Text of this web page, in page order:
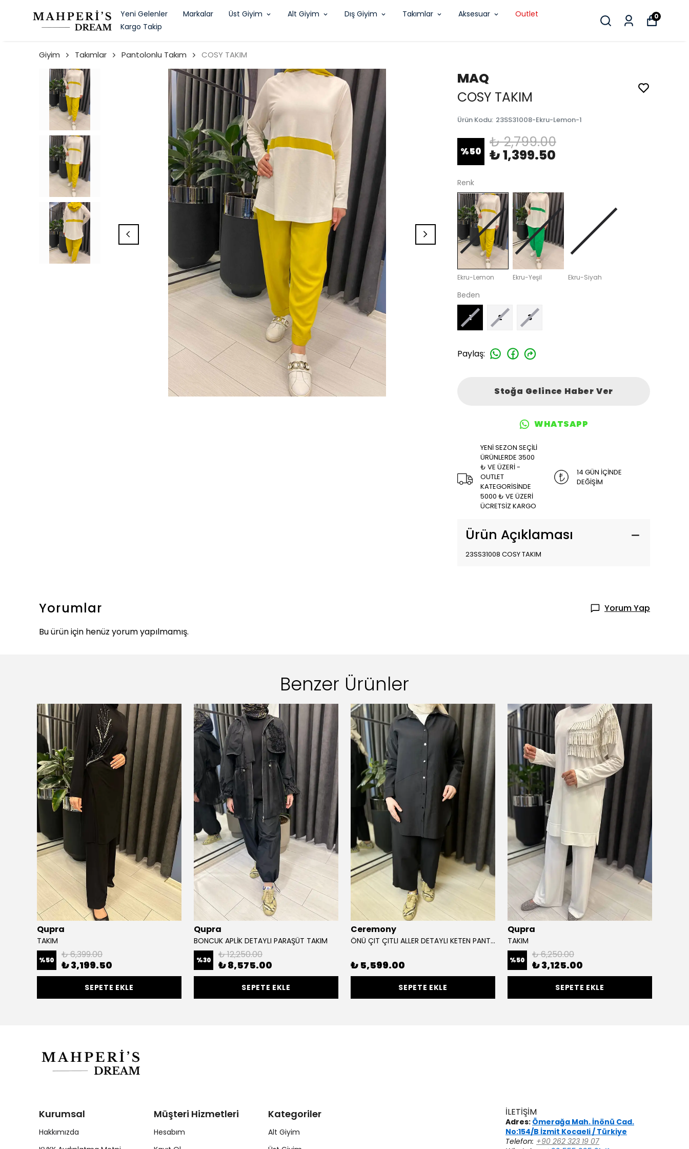
Yeni Gelenler Markalar Üst Giyim Alt Giyim Dış Giyim Takımlar Aksesuar
Outlet
Kargo Takip
0
Giyim Takımlar Pantolonlu Takım COSY TAKIM
MAQ
COSY TAKIM
Ürün Kodu: 23SS31008-Ekru-Lemon-1
%50
₺ 2,799.00
₺ 1,399.50
Renk
Ekru-Lemon Ekru-Yeşil Ekru-Siyah
Beden
1 2 3
Paylaş:
Stoğa Gelince Haber Ver
WHATSAPP
YENİ SEZON SEÇİLİ
ÜRÜNLERDE 3500
₺ VE ÜZERİ -
OUTLET
KATEGORİSİNDE
5000 ₺ VE ÜZERİ
ÜCRETSİZ KARGO
14 GÜN İÇİNDE
DEĞİŞİM
Ürün Açıklaması
23SS31008 COSY TAKIM
Yorumlar
Yorum Yap
Bu ürün için henüz yorum yapılmamış.
Benzer Ürünler
Qupra
TAKIM
%50 ₺ 6,399.00
₺ 3,199.50
SEPETE EKLE
Qupra
BONCUK APLİK DETAYLI PARAŞÜT TAKIM
%30 ₺ 12,250.00
₺ 8,575.00
SEPETE EKLE
Ceremony
ÖNÜ ÇIT ÇITLI ALLER DETAYLI KETEN PANTOLONLU TAKIM
₺ 5,599.00
SEPETE EKLE
Qupra
TAKIM
%50 ₺ 6,250.00
₺ 3,125.00
SEPETE EKLE
Kurumsal
Hakkımızda
Müşteri Hizmetleri
Hesabım
Kategoriler
Alt Giyim
İLETİŞİM
Adres: Ömerağa Mah. İnönü Cad.
No:154/B İzmit Kocaeli / Türkiye
Telefon: +90 262 323 19 07